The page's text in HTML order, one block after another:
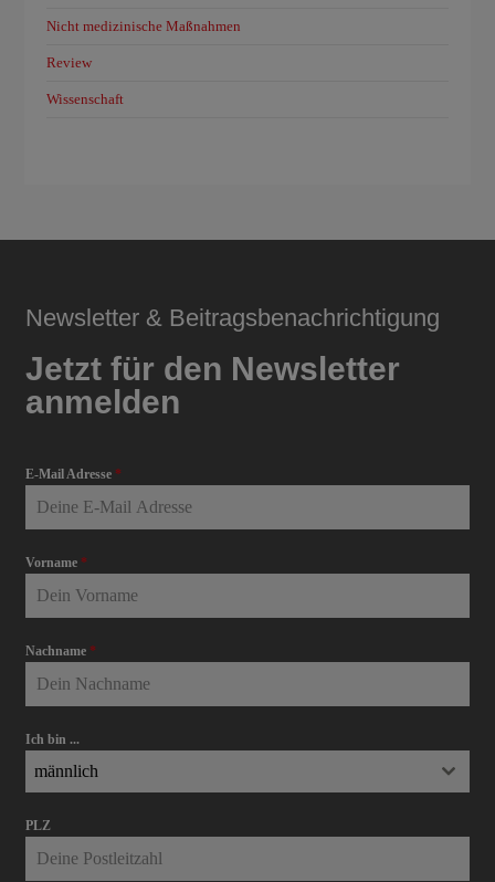
Nicht medizinische Maßnahmen
Review
Wissenschaft
Newsletter & Beitragsbenachrichtigung
Jetzt für den Newsletter
anmelden
E-Mail Adresse*
Vorname*
Nachname*
Ich bin ...
männlich
PLZ